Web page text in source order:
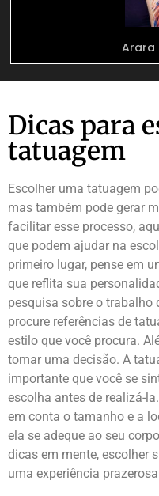
Arara
Dicas para
tatuagem
Escolher uma tatuagem
mas também pode gerar
facilitar esse processo,
que podem ajudar na
primeiro lugar, pense em
que reflita sua
pesquisa sobre o trabalho
procure referências de
estilo que você procura.
tomar uma decisão. A
importante que você se
escolha antes de realizá-
em conta o tamanho e a
ela se adeque ao seu
dicas em mente, escolher
uma experiência